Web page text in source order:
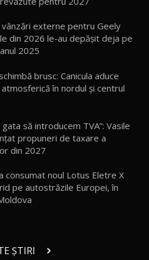
EX5 EM-i care a cucerit Moldova
7X / Test Drive AutoBlog.MD
externe pentru Geely
din 2026 le-au depășit deja pe
2025
brusc: Canicula aduce
în nordul și centrul
să introducem TVA”: Vasile
propuneri de taxare a
din 2027
consumat noul Lotus Eletre X
pe autostrăzile Europei, în
ȘTIRI